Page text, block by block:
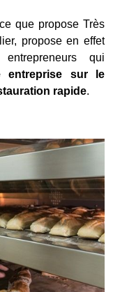
que propose Très
propose en effet
qui
entreprise sur le
rapide.